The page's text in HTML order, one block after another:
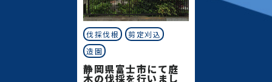
伐採伐根
剪定刈込
造園
静岡県富士市にて庭
木の伐採を行いまし